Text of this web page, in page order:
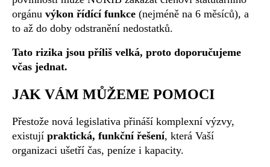
orgánu výkon řídící funkce (nejméně na 6 měsíců), a
to až do doby odstranění nedostatků.
Tato rizika jsou příliš velká, proto doporučujeme
včas jednat.
JAK VÁM MŮŽEME POMOCI
Přestože nová legislativa přináší komplexní výzvy,
existují praktická, funkční řešení, která Vaší
organizaci ušetří čas, peníze i kapacity.